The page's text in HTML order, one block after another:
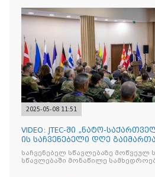
2025-05-08 11:51
VIDEO: JTEC-ში „ნატო-
ის საჩვენებელი დღე გაიმართა
საჩვენებელ სწავლებაზე მოწვეულ
სწავლებაში მონაწილე